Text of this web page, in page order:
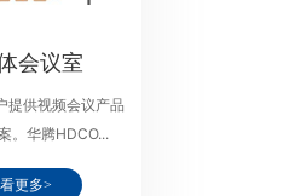
会议室
提供视频会议产品
。华腾HDCO...
更多>